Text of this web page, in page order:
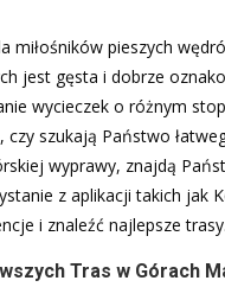
miłośników pieszych
jest gęsta i dobrze
wycieczek o różnym
czy szukają Państwo
wyprawy, znajdą
z aplikacji takich jak
i znaleźć najlepsze trasy.
Tras w Górach